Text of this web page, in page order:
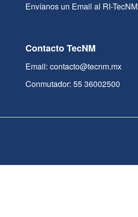
Envíanos un Email al RI-TecNM
Contacto TecNM
Email: contacto@tecnm.mx
Conmutador: 55 36002500